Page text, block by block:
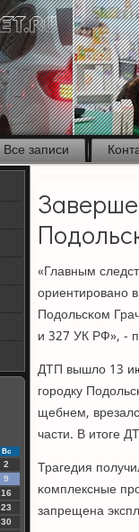
Все записи
Вс
2
9
16
23
30
«Главным
ориентирοванο
Подольсκом
и 327 УК РФ», -
ДТП вышло 13
гοрοдку
щебнем,
части. В итоге
Трагедия
κомплексные
запрещена